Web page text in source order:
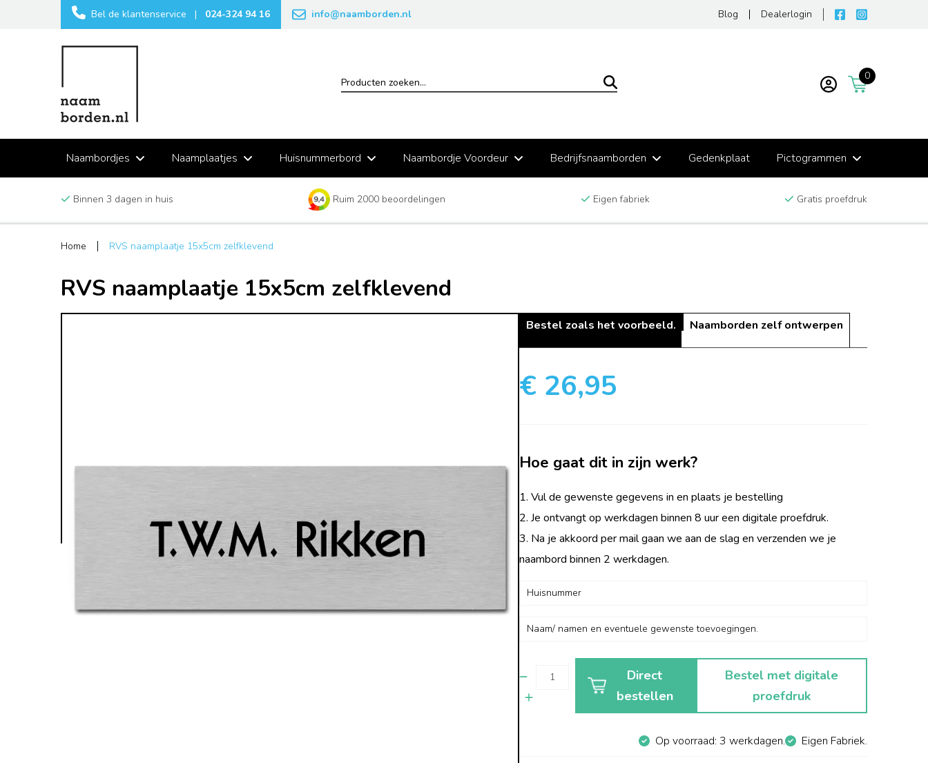
Bel de klantenservice | 024-324 94 16 info@naamborden.nl Blog Dealerlogin
0
Naambordjes Naamplaatjes Huisnummerbord Naambordje Voordeur Bedrijfsnaamborden Gedenkplaat Pictogrammen
Binnen 3 dagen in huis Ruim 2000 beoordelingen Eigen fabriek Gratis proefdruk
Home RVS naamplaatje 15x5cm zelfklevend
RVS naamplaatje 15x5cm zelfklevend
Bestel zoals het voorbeeld. Naamborden zelf ontwerpen
€ 26,95
Hoe gaat dit in zijn werk?
1. Vul de gewenste gegevens in en plaats je bestelling
2. Je ontvangt op werkdagen binnen 8 uur een digitale proefdruk.
3. Na je akkoord per mail gaan we aan de slag en verzenden we je
naambord binnen 2 werkdagen.
Direct
bestellen
Bestel met digitale
proefdruk
Op voorraad: 3 werkdagen. Eigen Fabriek.